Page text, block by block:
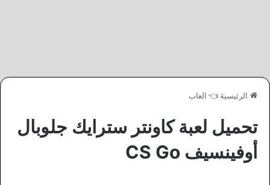
الرئيسية 👈 العاب
تحميل لعبة كاونتر سترايك جلوبال
أوفينسيف CS Go